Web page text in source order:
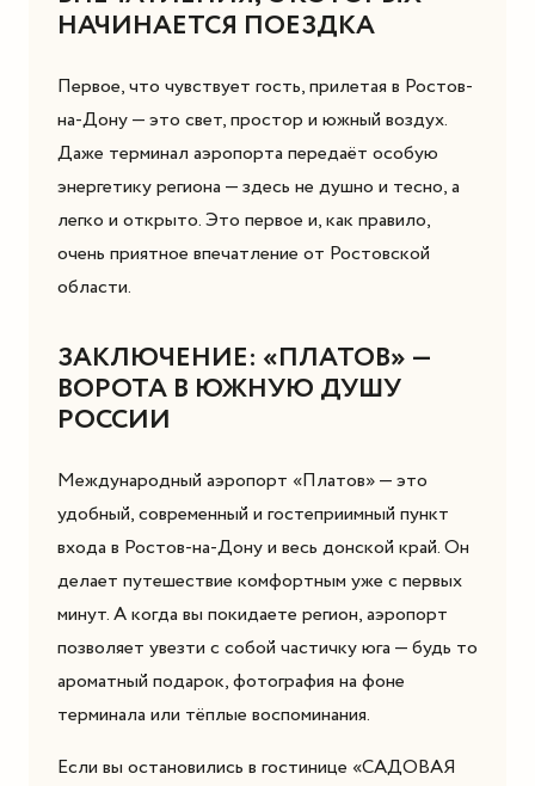
НАЧИНАЕТСЯ ПОЕЗДКА
Первое, что чувствует гость, прилетая в Ростов-
на-Дону — это свет, простор и южный воздух.
Даже терминал аэропорта передаёт особую
энергетику региона — здесь не душно и тесно, а
легко и открыто. Это первое и, как правило,
очень приятное впечатление от Ростовской
области.
ЗАКЛЮЧЕНИЕ: «ПЛАТОВ» —
ВОРОТА В ЮЖНУЮ ДУШУ
РОССИИ
Международный аэропорт «Платов» — это
удобный, современный и гостеприимный пункт
входа в Ростов-на-Дону и весь донской край. Он
делает путешествие комфортным уже с первых
минут. А когда вы покидаете регион, аэропорт
позволяет увезти с собой частичку юга — будь то
ароматный подарок, фотография на фоне
терминала или тёплые воспоминания.
Если вы остановились в гостинице «САДОВАЯ